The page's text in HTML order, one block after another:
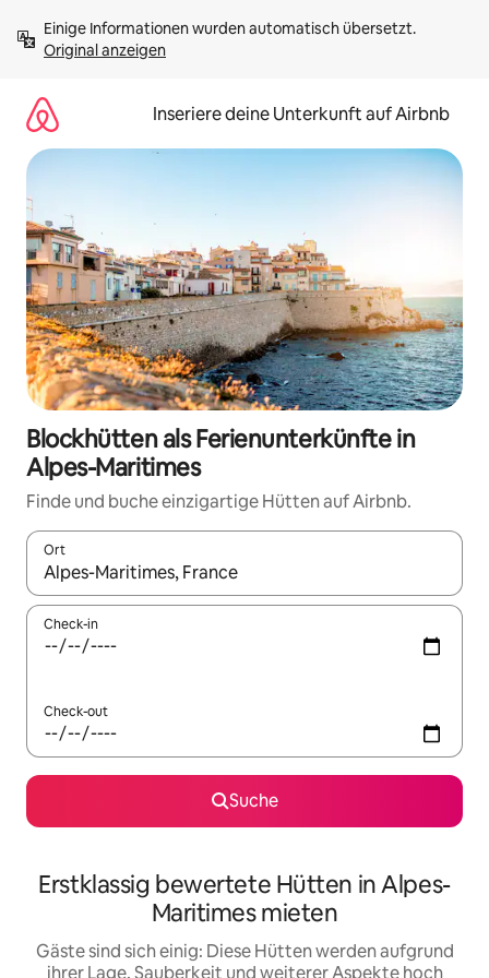
Inhalten
springenOriginal anzeigen
Inseriere deine Unterkunft auf Airbnb
Blockhütten als Ferienunterkünfte in
Alpes-Maritimes
Finde und buche einzigartige Hütten auf Airbnb.
Ort
Wenn Ergebnisse verfügbar sind, navigiere mit den
Check-in
Check-out
Suche
Erstklassig bewertete Hütten in Alpes-
Maritimes mieten
Gäste sind sich einig: Diese Hütten werden aufgrund
ihrer Lage, Sauberkeit und weiterer Aspekte hoch